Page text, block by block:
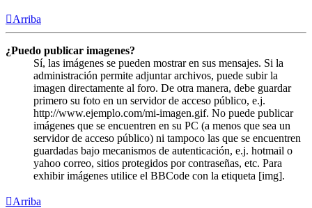
Arriba
¿Puedo publicar imagenes?
Sí, las imágenes se pueden mostrar en sus mensajes. Si la
administración permite adjuntar archivos, puede subir la
imagen directamente al foro. De otra manera, debe guardar
primero su foto en un servidor de acceso público, e.j.
http://www.ejemplo.com/mi-imagen.gif. No puede publicar
imágenes que se encuentren en su PC (a menos que sea un
servidor de acceso público) ni tampoco las que se encuentren
guardadas bajo mecanismos de autenticación, e.j. hotmail o
yahoo correo, sitios protegidos por contraseñas, etc. Para
exhibir imágenes utilice el BBCode con la etiqueta [img].
Arriba